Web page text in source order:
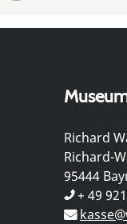
Richard
Richard-
95444
+ 49